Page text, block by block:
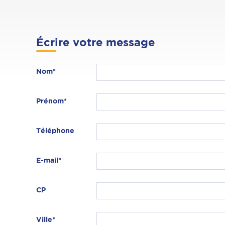
Écrire votre message
Nom*
Prénom*
Téléphone
E-mail*
CP
Ville*